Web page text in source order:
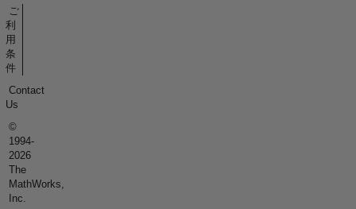
ご
利
用
条
件
Contact
Us
©
1994-
2026
The
MathWorks,
Inc.